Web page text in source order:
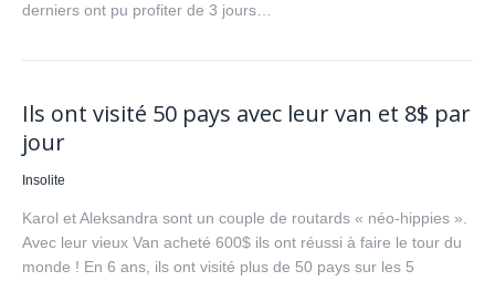
derniers ont pu profiter de 3 jours…
Ils ont visité 50 pays avec leur van et 8$ par
jour
Insolite
Karol et Aleksandra sont un couple de routards « néo-hippies ».
Avec leur vieux Van acheté 600$ ils ont réussi à faire le tour du
monde ! En 6 ans, ils ont visité plus de 50 pays sur les 5